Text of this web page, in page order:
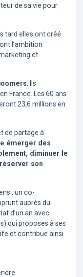
de sa vie pour
tard elles ont créé
l’ambition
et
. Ils
France. Les 60 ans
23,6 millions en
de partage à
émerger des
diminuer le
son
: un co-
auprès du
d’un an avec
qui proposes à ses
et contribue ainsi